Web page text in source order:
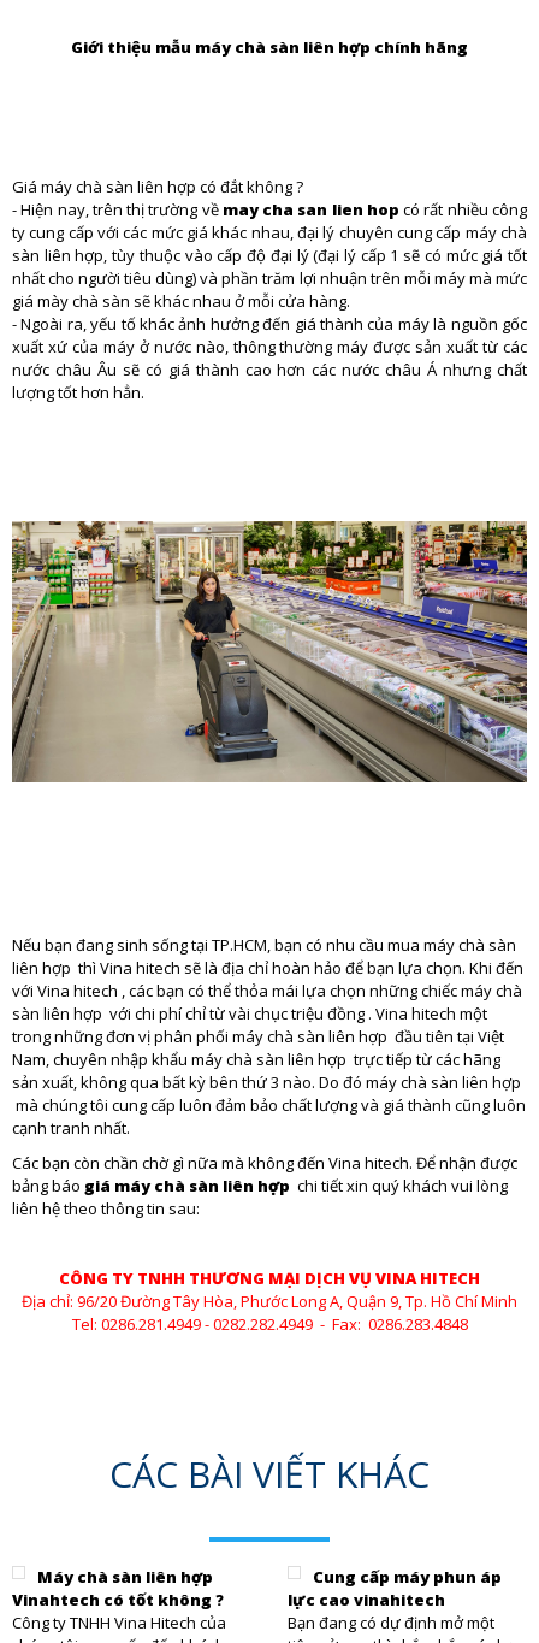
Giới thiệu mẫu máy chà sàn liên hợp chính hãng
Giá máy chà sàn liên hợp có đắt không ?
- Hiện nay, trên thị trường về may cha san lien hopcó rất nhiều công
ty cung cấp với các mức giá khác nhau, đại lý chuyên cung cấp máy chà
sàn liên hợp, tùy thuộc vào cấp độ đại lý (đại lý cấp 1 sẽ có mức giá tốt
nhất cho người tiêu dùng) và phần trăm lợi nhuận trên mỗi máy mà mức
giá mày chà sàn sẽ khác nhau ở mỗi cửa hàng.
- Ngoài ra, yếu tố khác ảnh hưởng đến giá thành của máy là nguồn gốc
xuất xứ của máy ở nước nào, thông thường máy được sản xuất từ các
nước châu Âu sẽ có giá thành cao hơn các nước châu Á nhưng chất
lượng tốt hơn hẳn.
Nếu bạn đang sinh sống tại TP.HCM, bạn có nhu cầu mua máy chà sàn
liên hợp thì Vina hitech sẽ là địa chỉ hoàn hảo để bạn lựa chọn. Khi đến
với Vina hitech , các bạn có thể thỏa mái lựa chọn những chiếc máy chà
sàn liên hợp với chi phí chỉ từ vài chục triệu đồng . Vina hitech một
trong những đơn vị phân phối máy chà sàn liên hợp đầu tiên tại Việt
Nam, chuyên nhập khẩu máy chà sàn liên hợp trực tiếp từ các hãng
sản xuất, không qua bất kỳ bên thứ 3 nào. Do đó máy chà sàn liên hợp
mà chúng tôi cung cấp luôn đảm bảo chất lượng và giá thành cũng luôn
cạnh tranh nhất.
Các bạn còn chần chờ gì nữa mà không đến Vina hitech. Để nhận được
bảng báo giá máy chà sàn liên hợp chi tiết xin quý khách vui lòng
liên hệ theo thông tin sau:
CÔNG TY TNHH THƯƠNG MẠI DỊCH VỤ VINA HITECH
Địa chỉ: 96/20 Đường Tây Hòa, Phước Long A, Quận 9, Tp. Hồ Chí Minh
Tel: 0286.281.4949 - 0282.282.4949 - Fax: 0286.283.4848
CÁC BÀI VIẾT KHÁC
Máy chà sàn liên hợp
Vinahtech có tốt không ?
Công ty TNHH Vina Hitech của
Cung cấp máy phun áp
lực cao vinahitech
Bạn đang có dự định mở một